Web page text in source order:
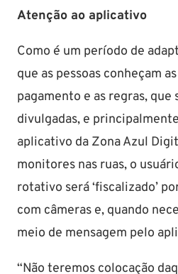
Atenção ao aplicativo
Como é um período de
que as pessoas conheçam
pagamento e as regras, que
divulgadas, e
aplicativo da Zona Azul
monitores nas ruas, o
rotativo será ‘fiscalizado’
com câmeras e, quando
meio de mensagem pelo
“Não teremos colocação